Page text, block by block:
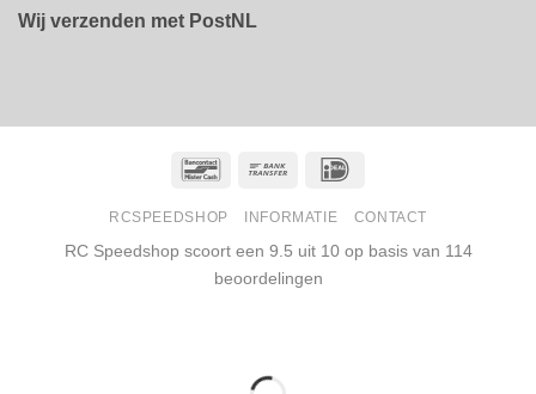
Wij verzenden met PostNL
BancontactBank
RCSPEEDSHOP INFORMATIE CONTACT
RC Speedshop scoort een 9.5 uit 10op basis van 114
beoordelingen